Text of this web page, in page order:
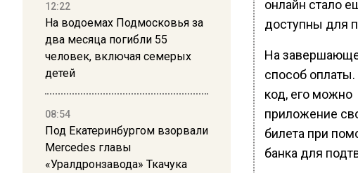
12:22
На водоемах Подмосковья за
два месяца погибли 55
человек, включая семерых
детей
08:54
Под Екатеринбургом взорвали
Mercedes главы
«Уралдронзавода» Ткачука
онлайн стало
доступны для
На
способ
код, его можно
приложение
билета при
банка для